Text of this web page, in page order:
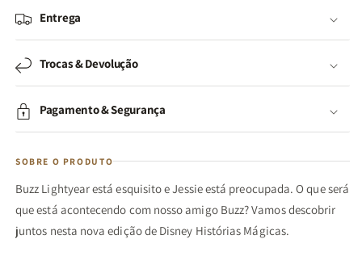
Entrega
Trocas & Devolução
Pagamento & Segurança
SOBRE O PRODUTO
Buzz Lightyear está esquisito e Jessie está preocupada. O que será
que está acontecendo com nosso amigo Buzz? Vamos descobrir
juntos nesta nova edição de Disney Histórias Mágicas.